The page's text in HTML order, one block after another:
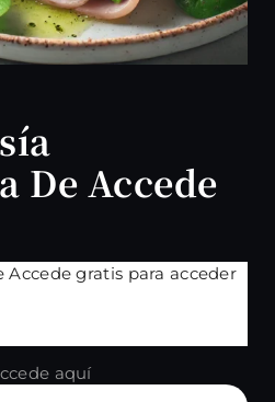
De Accede
gratis para acceder
aquí